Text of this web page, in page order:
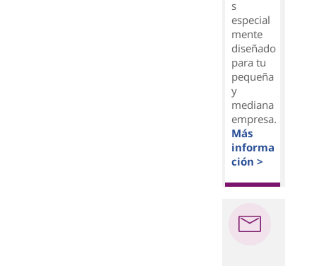
s
especial
mente
diseñado
para tu
pequeña
y
mediana
empresa.
Más
informa
ción >